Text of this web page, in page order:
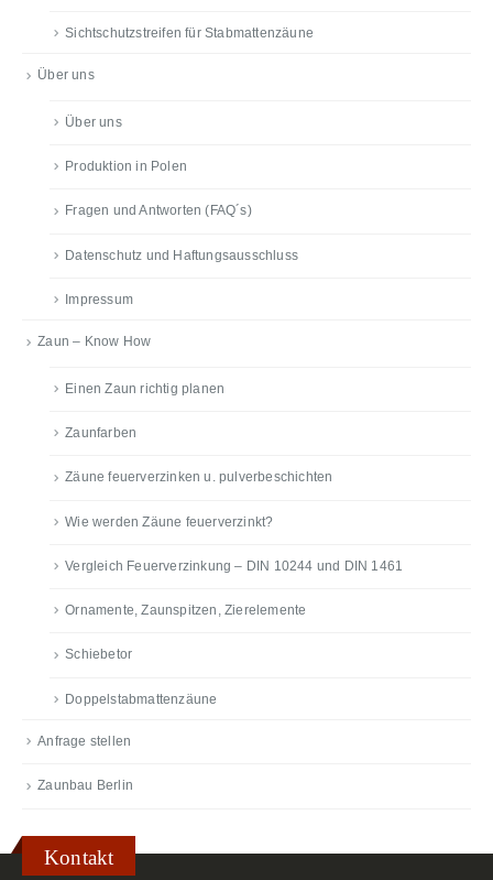
Sichtschutzstreifen für Stabmattenzäune
Über uns
Über uns
Produktion in Polen
Fragen und Antworten (FAQ´s)
Datenschutz und Haftungsausschluss
Impressum
Zaun – Know How
Einen Zaun richtig planen
Zaunfarben
Zäune feuerverzinken u. pulverbeschichten
Wie werden Zäune feuerverzinkt?
Vergleich Feuerverzinkung – DIN 10244 und DIN 1461
Ornamente, Zaunspitzen, Zierelemente
Schiebetor
Doppelstabmattenzäune
Anfrage stellen
Zaunbau Berlin
Kontakt